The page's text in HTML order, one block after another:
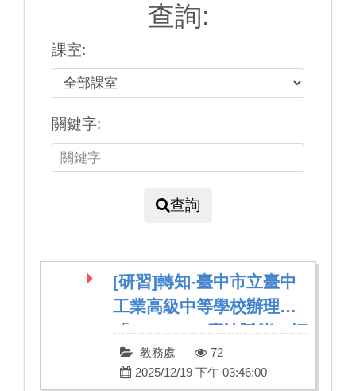
查詢:
課室:
關鍵字:
查詢
[研習]轉知-臺中市立臺中
工業高級中等學校辦理
「Canva AI 魔法賦能：打
造高效率的未來教室」研
習
教務處
72
2025/12/19 下午 03:46:00